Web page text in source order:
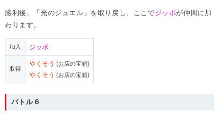
勝利後、「光のジュエル」を取り戻し、ここでジッポが仲間に加
わります。
加入 ジッポ
取得
やくそう (お店の宝箱)
やくそう (お店の宝箱)
バトル６